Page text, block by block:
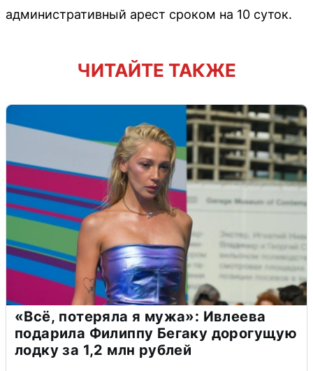
административный арест сроком на 10 суток.
ЧИТАЙТЕ ТАКЖЕ
«Всё, потеряла я мужа»: Ивлеева
подарила Филиппу Бегаку дорогущую
лодку за 1,2 млн рублей